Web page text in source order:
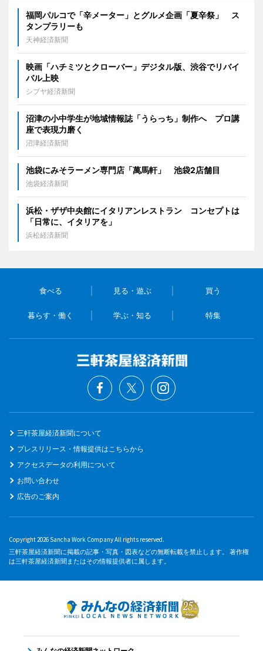
福岡パルコで「辛メーター」とグルメ企画「夏辛祭」 ス
タンプラリーも
天神経済新聞
映画「ハチミツとクローバー」デジタル版、渋谷でリバイ
バル上映
シブヤ経済新聞
沼津の小中学生が地域情報誌「うらっち」制作へ プロ講
座で表現力磨く
沼津経済新聞
池袋にみそラーメン専門店「萬馬軒」 池袋2店舗目
池袋経済新聞
浜松・ザザ中央館にイタリアンレストラン コンセプトは
「日常に、イタリアを」
浜松経済新聞
食べる 見る・遊ぶ 買う
暮らす・働く 学ぶ・知る 特集
三軒茶屋経済新聞について
プレスリリース・情報提供はこちらから
アクセスデータの利用について
お問い合わせ
広告のご案内
Copyright 2026 Sancha Work Company All rights reserved.
三軒茶屋経済新聞に掲載の記事・写真・図表などの無断転載を禁止します。 著作権
は三軒茶屋経済新聞またはその情報提供者に属します。